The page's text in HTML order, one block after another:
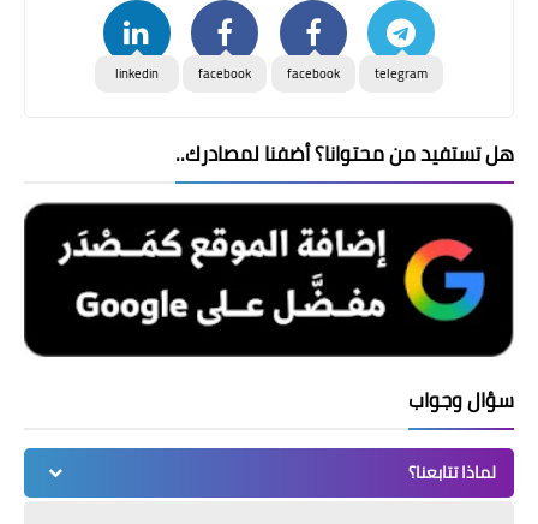
telegram
facebook
facebook
linkedin
هل تستفيد من محتوانا؟ أضفنا لمصادرك..
سؤال وجواب
لماذا تتابعنا؟